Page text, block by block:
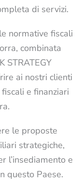
di servizi.
normative fiscali
combinata
STRATEGY
ai nostri clienti
e finanziari
le proposte
strategiche,
l’insediamento e
questo Paese.